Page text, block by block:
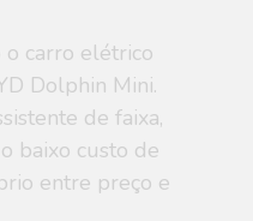
carro elétrico
Dolphin Mini.
de faixa,
baixo custo de
entre preço e